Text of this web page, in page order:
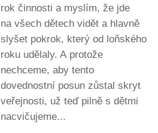
rok činnosti a myslím, že jde
na všech dětech vidět a hlavně
slyšet pokrok, který od loňského
roku udělaly. A protože
nechceme, aby tento
dovednostní posun zůstal skryt
veřejnosti, už teď pilně s dětmi
nacvičujeme...